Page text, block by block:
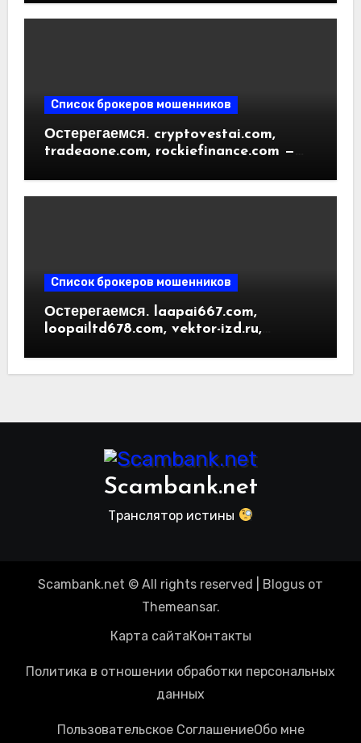
вернуть деньги. Отзывы
Список брокеров мошенников
Остерегаемся. cryptovestai.com,
tradeaone.com, rockiefinance.com —
Список брокеров мошенников
Остерегаемся. laapai667.com,
loopailtd678.com, vektor-izd.ru,
видом инвест проектов. Отзывы
Scambank.net
Транслятор истины
Scambank.net © All rights reserved Blogus от
Themeansar.
Карта сайтаКонтакты
Политика в отношении обработки персональных
данных
Пользовательское СоглашениеОбо мне